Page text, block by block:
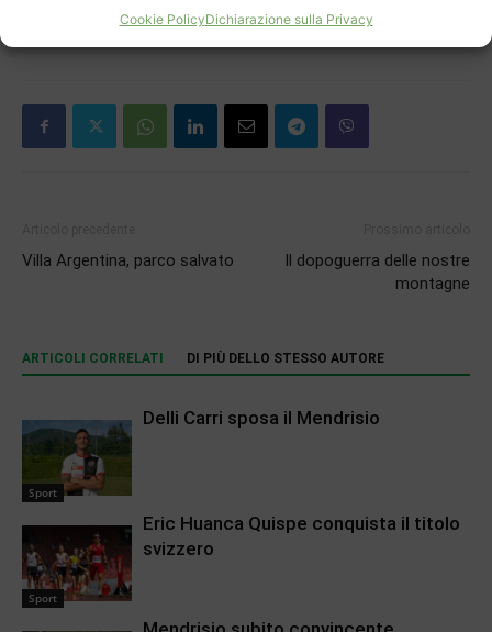
Cookie PolicyDichiarazione sulla Privacy
Villa Argentina, parco salvato
Il dopoguerra delle nostre
montagne
ARTICOLI CORRELATI DI PIÙ DELLO STESSO AUTORE
Sport
Delli Carri sposa il Mendrisio
Sport
Eric Huanca Quispe conquista il titolo
svizzero